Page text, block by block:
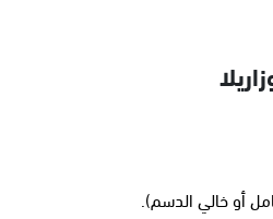
أو خالي الدسم).